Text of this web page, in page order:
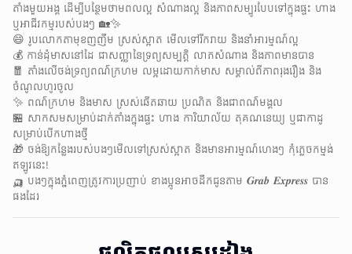
តាំងមួយអង្គ ដើម្បីបន្ថែមថាមពលល្អ សំណាងល្អ និងភាពសម្បូរបែបទៅក្នុងផ្ទះ ហាង
ឬអាជីវកម្មរបស់បងៗ 🏡✨
😄 រូបលោកតាមុខញញឹម ស្រស់ស្អាត មើលទៅរីករាយ និងនាំអារម្មណ៍ល្អ
💰 កាន់ដុំមាសនៅដៃ ជាសញ្ញានៃទ្រព្យសម្បត្តិ លាភសំណាង និងភាពមានបាន
🧧 តាំងលើថង់ទ្រព្យពណ៌ក្រហម លម្អដោយកាក់មាស សម្គាល់ពីភាពរុងរឿង និង
ចំណូលហូរចូល
✨ ពណ៌ក្រហម និងមាស ស្រស់ឆើតឆាយ ប្រណិត និងជាពណ៌មង្គល
🏪 សាកសមសម្រាប់ដាក់តាំងក្នុងផ្ទះ ហាង ការិយាល័យ តុគណនេយ្យ ឬជាកាដូ
សម្រាប់បើកហាងថ្មី
🎁 ចង់ឱ្យកន្លែងរបស់បងៗមើលទៅស្រស់ស្អាត និងមានអារម្មណ៍ហេងៗ កុំភ្លេចកម្មង់
ឥឡូវនេះ!
🛺 បងៗក្នុងភ្នំពេញត្រូវការប្រញាប់ ខាងប្អូនអាចដឹកជូនតាម 𝑮𝒓𝒂𝒃 𝑬𝒙𝒑𝒓𝒆𝒔𝒔 បាន
ផងដែរ